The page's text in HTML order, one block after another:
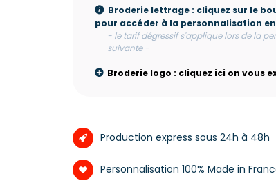
Broderie lettrage : cliquez sur le
pour accéder à la personnalisation
- le tarif dégressif s'applique lors de la
suivante -
Broderie logo : cliquez ici on vous
Production express sous 24h à 48h
Personnalisation 100% Made in